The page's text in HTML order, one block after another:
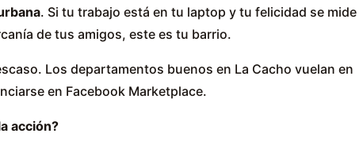
. Si tu trabajo está en tu laptop y tu felicidad se mide
de tus amigos, este es tu barrio.
Los departamentos buenos en La Cacho vuelan en
en Facebook Marketplace.
acción?